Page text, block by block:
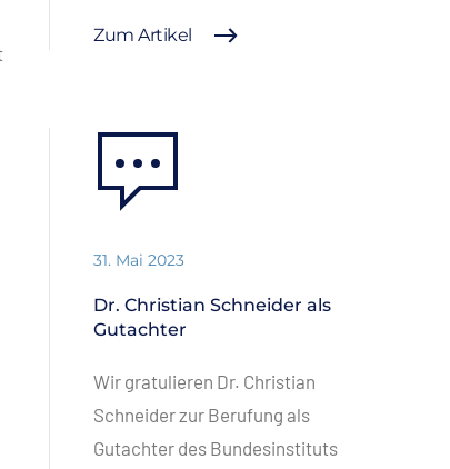
Zum Artikel
31. Mai 2023
Dr. Christian Schneider als
Gutachter
Wir gratulieren Dr. Christian
Schneider zur Berufung als
Gutachter des Bundesinstituts